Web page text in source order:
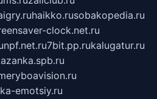
haikko.rusobakopedia.ru
clock.net.ru
npf.net.ru7bit.pp.rukalugatur.ru
emotsiy.ru